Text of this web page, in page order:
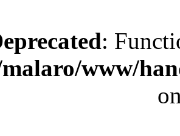
:
www/